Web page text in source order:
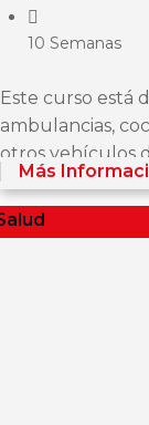
10 Semanas
Este curso está
ambulancias,
otros vehículos
curso es
conocimientos,...
Más